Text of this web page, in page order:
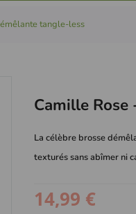
tangle-less
Camille Rose
La célèbre brosse
texturés sans abîmer ni
14,99 €